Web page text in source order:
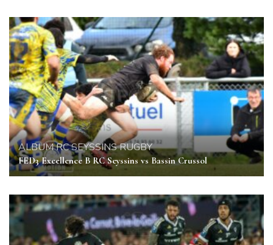
ALBUMRC SEYSSINSRUGBY
FED3 Excellence B RC Seyssins vs Bassin Crussol